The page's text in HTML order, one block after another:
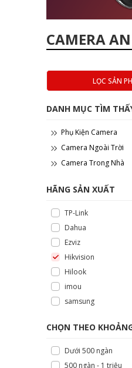
CAMERA
LỌC SẢN
DANH MỤC TÌM
Phụ Kiện Camera
Camera Ngoài Trời
Camera Trong Nhà
HÃNG SẢN XUẤT
TP-Link
Dahua
Ezviz
Hikvision
Hilook
imou
samsung
CHỌN THEO
Dưới 500 ngàn
500 ngàn - 1 triệu